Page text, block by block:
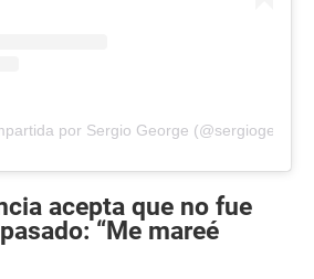
por Sergio George (@sergiogeorge)
acepta que no fue
“Me mareé